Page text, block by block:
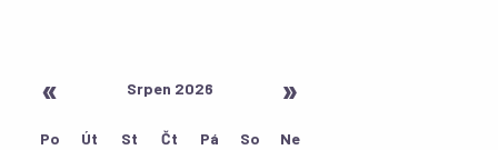
Srpen 2026
Po Út St Čt Pá So
Ne